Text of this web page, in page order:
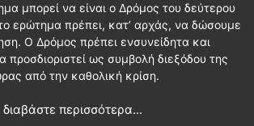
μπορεί να είναι ο Δρόμος του δεύτερου
ερώτημα πρέπει, κατ’ αρχάς, να δώσουμε
Ο Δρόμος πρέπει ενσυνείδητα και
προσδιοριστεί ως συμβολή διεξόδου της
από την καθολική κρίση.
διαβάστε περισσότερα...